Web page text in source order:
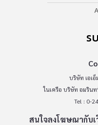
บริษัท เอเ
ในเครือ บริษัท อมริน
Tel : 0-
สนใจลงโฆษณากับเ